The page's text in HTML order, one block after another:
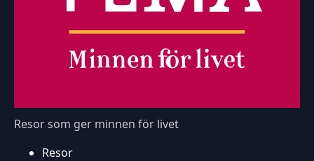
Resor som ger minnen för livet
Resor